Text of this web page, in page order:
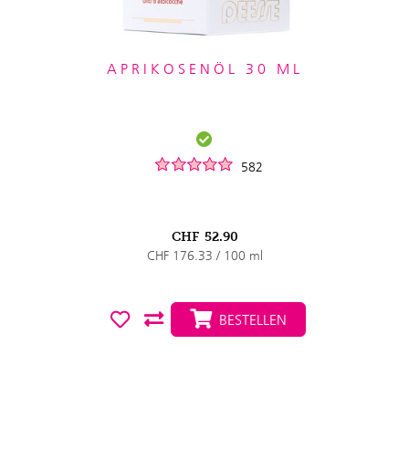
APRIKOSENÖL 30 ML
582
CHF 52.90
CHF 176.33 / 100 ml
BESTELLEN